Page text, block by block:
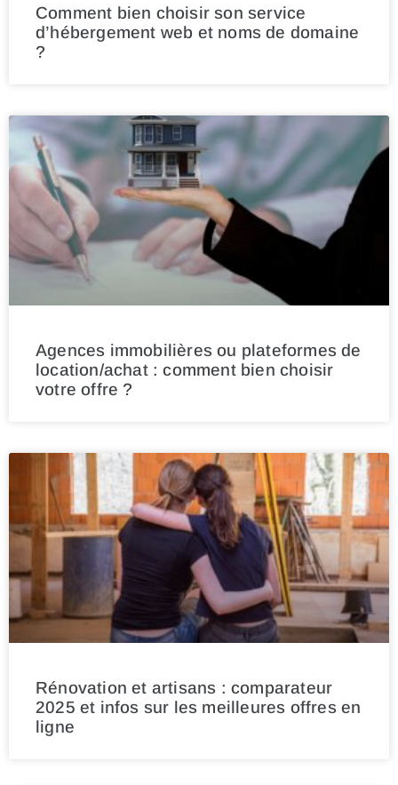
Comment bien choisir son service
d’hébergement web et noms de domaine
?
Agences immobilières ou plateformes de
location/achat : comment bien choisir
votre offre ?
Rénovation et artisans : comparateur
2025 et infos sur les meilleures offres en
ligne